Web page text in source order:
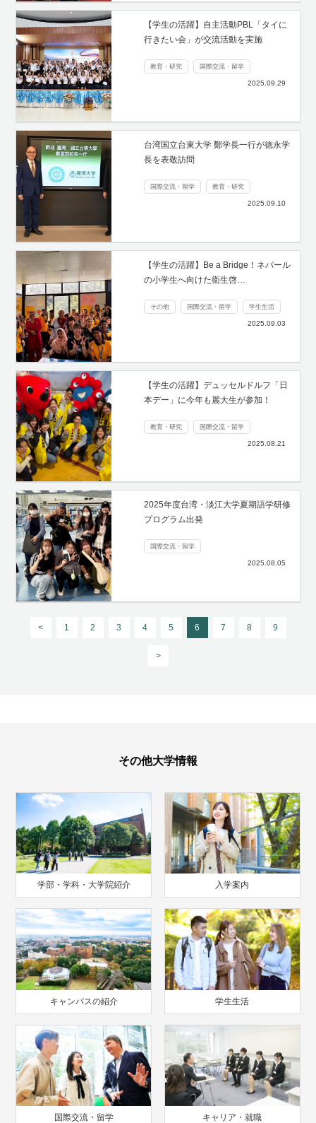
【学生の活躍】自主活動PBL「タイに
行きたい会」が交流活動を実施
教育・研究 国際交流・留学
2025.09.29
台湾国立台東大学 鄭学長一行が徳永学
長を表敬訪問
国際交流・留学 教育・研究
2025.09.10
【学生の活躍】Be a Bridge！ネパール
の小学生へ向けた衛生啓…
その他 国際交流・留学 学生生活
2025.09.03
【学生の活躍】デュッセルドルフ「日
本デー」に今年も麗大生が参加！
教育・研究 国際交流・留学
2025.08.21
2025年度台湾・淡江大学夏期語学研修
プログラム出発
国際交流・留学
2025.08.05
< 1 2 3 4 5 6 7 8 9
>
その他大学情報
学部・学科・大学院紹介 入学案内
キャンパスの紹介 学生生活
国際交流・留学 キャリア・就職